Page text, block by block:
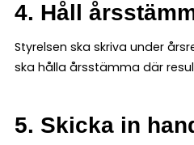
4. Håll
Styrelsen ska skriva under
ska hålla årsstämma där
5. Skicka in